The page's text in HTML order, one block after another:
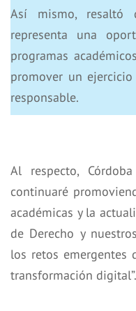
Así mismo, resaltó
representa una
programas
promover un
responsable.
Al respecto,
continuaré
académicas y la
de Derecho y
los retos
transformación digital”.